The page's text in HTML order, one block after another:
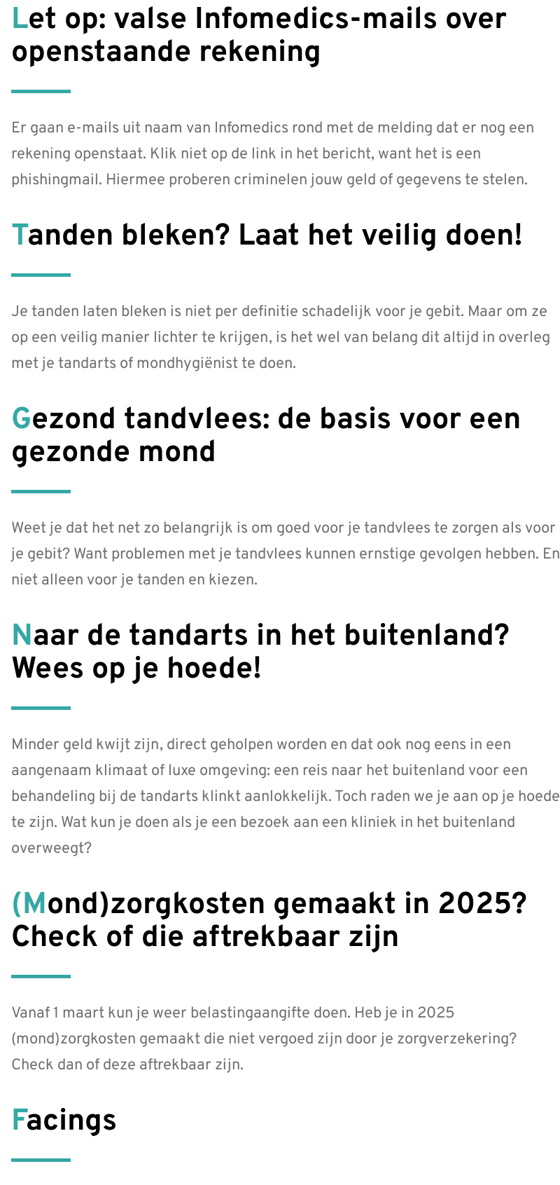
Let op: valse Infomedics-mails over
openstaande rekening
Er gaan e-mails uit naam van Infomedics rond met de melding dat er nog een
rekening openstaat. Klik niet op de link in het bericht, want het is een
phishingmail. Hiermee proberen criminelen jouw geld of gegevens te stelen.
Tanden bleken? Laat het veilig doen!
Je tanden laten bleken is niet per definitie schadelijk voor je gebit. Maar om ze
op een veilig manier lichter te krijgen, is het wel van belang dit altijd in overleg
met je tandarts of mondhygiënist te doen.
Gezond tandvlees: de basis voor een
gezonde mond
Weet je dat het net zo belangrijk is om goed voor je tandvlees te zorgen als voor
je gebit? Want problemen met je tandvlees kunnen ernstige gevolgen hebben. En
niet alleen voor je tanden en kiezen.
Naar de tandarts in het buitenland?
Wees op je hoede!
Minder geld kwijt zijn, direct geholpen worden en dat ook nog eens in een
aangenaam klimaat of luxe omgeving: een reis naar het buitenland voor een
behandeling bij de tandarts klinkt aanlokkelijk. Toch raden we je aan op je hoede
te zijn. Wat kun je doen als je een bezoek aan een kliniek in het buitenland
overweegt?
(Mond)zorgkosten gemaakt in 2025?
Check of die aftrekbaar zijn
Vanaf 1 maart kun je weer belastingaangifte doen. Heb je in 2025
(mond)zorgkosten gemaakt die niet vergoed zijn door je zorgverzekering?
Check dan of deze aftrekbaar zijn.
Facings